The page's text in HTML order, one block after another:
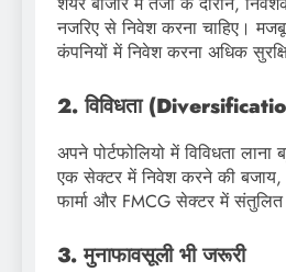
नजरिए से निवेश करना चाहिए।
कंपनियों में निवेश करना अधिक
2. विविधता
अपने पोर्टफोलियो में विविधता
एक सेक्टर में निवेश करने की
फार्मा और FMCG सेक्टर में
3. मुनाफावसूली भी जरूरी